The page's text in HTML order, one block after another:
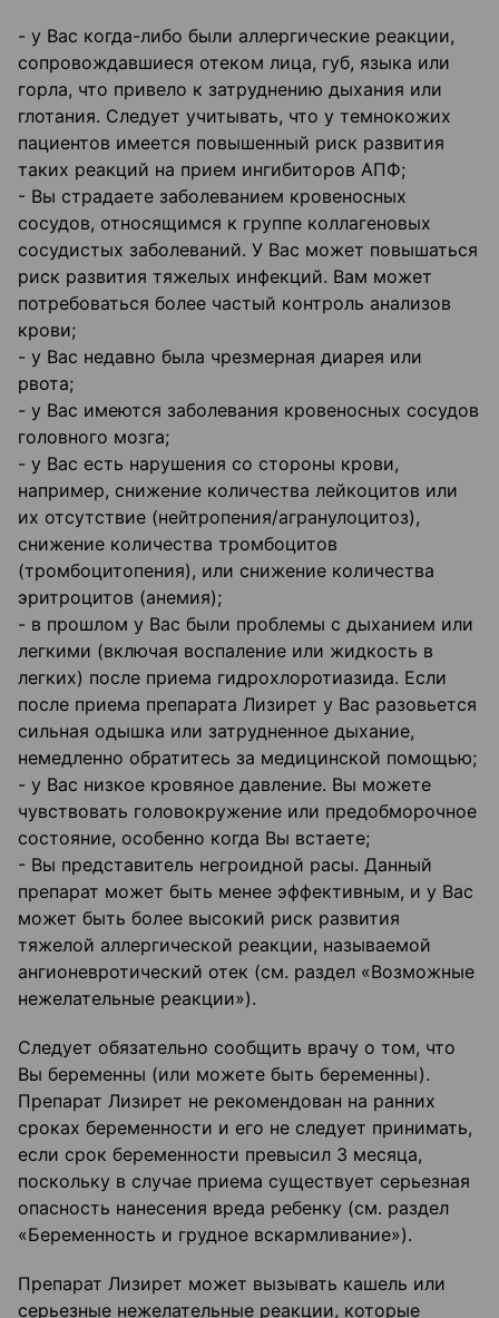
- у Вас когда-либо были аллергические реакции,
сопровождавшиеся отеком лица, губ, языка или
горла, что привело к затруднению дыхания или
глотания. Следует учитывать, что у темнокожих
пациентов имеется повышенный риск развития
таких реакций на прием ингибиторов АПФ;
- Вы страдаете заболеванием кровеносных
сосудов, относящимся к группе коллагеновых
сосудистых заболеваний. У Вас может повышаться
риск развития тяжелых инфекций. Вам может
потребоваться более частый контроль анализов
крови;
- у Вас недавно была чрезмерная диарея или
рвота;
- у Вас имеются заболевания кровеносных сосудов
головного мозга;
- у Вас есть нарушения со стороны крови,
например, снижение количества лейкоцитов или
их отсутствие (нейтропения/агранулоцитоз),
снижение количества тромбоцитов
(тромбоцитопения), или снижение количества
эритроцитов (анемия);
- в прошлом у Вас были проблемы с дыханием или
легкими (включая воспаление или жидкость в
легких) после приема гидрохлоротиазида. Если
после приема препарата Лизирет у Вас разовьется
сильная одышка или затрудненное дыхание,
немедленно обратитесь за медицинской помощью;
- у Вас низкое кровяное давление. Вы можете
чувствовать головокружение или предобморочное
состояние, особенно когда Вы встаете;
- Вы представитель негроидной расы. Данный
препарат может быть менее эффективным, и у Вас
может быть более высокий риск развития
тяжелой аллергической реакции, называемой
ангионевротический отек (см. раздел «Возможные
нежелательные реакции»).
Следует обязательно сообщить врачу о том, что
Вы беременны (или можете быть беременны).
Препарат Лизирет не рекомендован на ранних
сроках беременности и его не следует принимать,
если срок беременности превысил 3 месяца,
поскольку в случае приема существует серьезная
опасность нанесения вреда ребенку (см. раздел
«Беременность и грудное вскармливание»).
Препарат Лизирет может вызывать кашель или
серьезные нежелательные реакции, которые